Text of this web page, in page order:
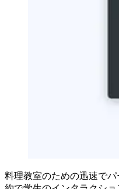
料理教室のための迅速で